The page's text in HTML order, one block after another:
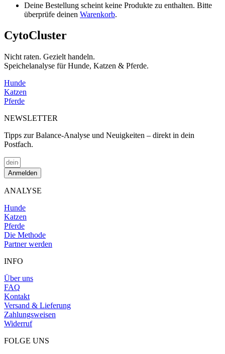
Deine Bestellung scheint keine Produkte zu enthalten. Bitte
überprüfe deinen Warenkorb.
CytoCluster
Nicht raten. Gezielt handeln.
Speichelanalyse für Hunde, Katzen & Pferde.
Hunde
Katzen
Pferde
NEWSLETTER
Tipps zur Balance-Analyse und Neuigkeiten – direkt in dein
Postfach.
Anmelden
ANALYSE
Hunde
Katzen
Pferde
Die Methode
Partner werden
INFO
Über uns
FAQ
Kontakt
Versand & Lieferung
Zahlungsweisen
Widerruf
FOLGE UNS